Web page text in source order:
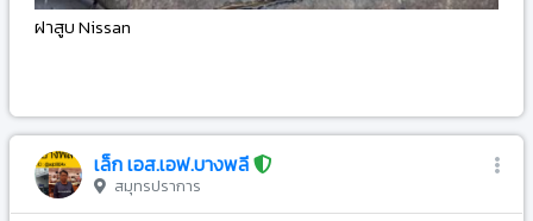
ฝาสูบ Nissan
เล็ก เอส.เอฟ.บางพลี
สมุทรปราการ